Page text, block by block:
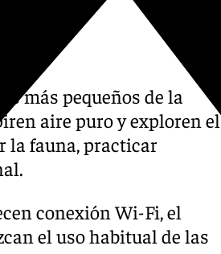
más pequeños de la
aire puro y exploren el
la fauna, practicar
conexión Wi-Fi, el
el uso habitual de las